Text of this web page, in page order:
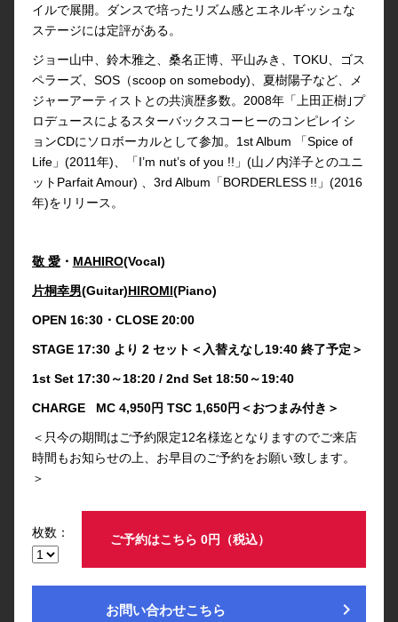
イルで展開。ダンスで培ったリズム感とエネルギッシュな
ステージには定評がある。
ジョー山中、鈴木雅之、桑名正博、平山みき、TOKU、ゴス
ペラーズ、SOS（scoop on somebody)、夏樹陽子など、メ
ジャーアーティストとの共演歴多数。2008年「上田正樹｣プ
ロデュースによるスターバックスコーヒーのコンピレイシ
ョンCDにソロボーカルとして参加。1st Album 「Spice of
Life」(2011年)、「I’m nut’s of you !!」(山ノ内洋子とのユニ
ットParfait Amour) 、3rd Album「BORDERLESS !!」(2016
年)をリリース。
敬 愛・ MAHIRO(Vocal)
片桐幸男(Guitar)HIROMI(Piano)
OPEN 16:30・CLOSE 20:00
STAGE 17:30 より 2 セット＜入替えなし19:40 終了予定＞
1st Set 17:30～18:20 / 2nd Set 18:50～19:40
CHARGE MC 4,950円 TSC 1,650円＜おつまみ付き＞
＜只今の期間はご予約限定12名様迄となりますのでご来店
時間もお知らせの上、お早目のご予約をお願い致します。
＞
枚数： ご予約はこちら 0円（税込）
お問い合わせこちら chevron_right